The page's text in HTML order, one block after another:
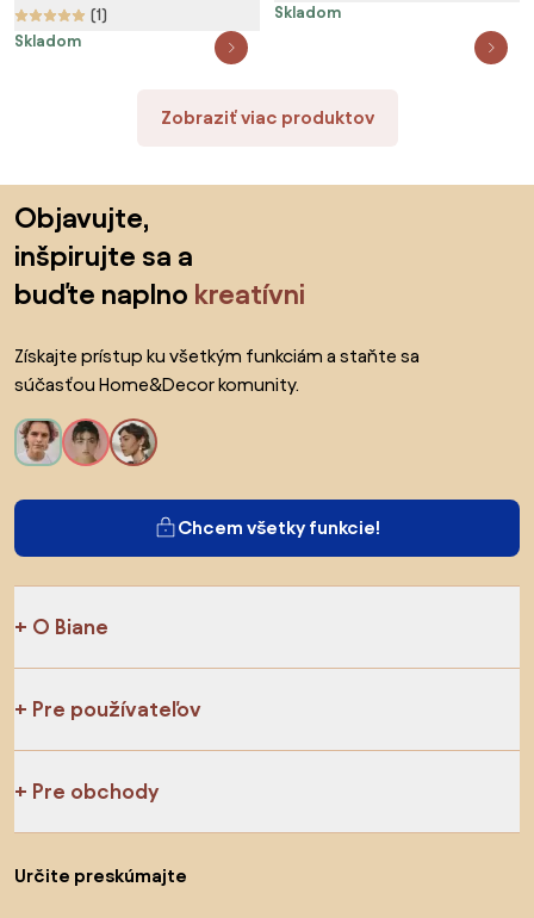
minky sivá – 180x30 cm
(1)
Skladom
Skladom
Zobraziť viac produktov
Objavujte,
inšpirujte sa a
buďte naplno kreatívni
Získajte prístup ku všetkým funkciám a staňte sa
súčasťou Home&Decor komunity.
Chcem všetky funkcie!
O Biane
Pre používateľov
Pre obchody
Určite preskúmajte